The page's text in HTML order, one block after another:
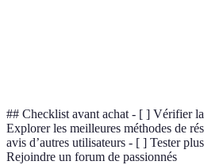
## Checklist avant achat - [ ] Vérifier
Explorer les meilleures méthodes de
avis d’autres utilisateurs - [ ] Tester
Rejoindre un forum de passionnés